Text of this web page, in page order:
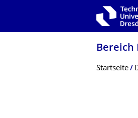
Zur Hauptnavigation springen
Bereich
Startseite